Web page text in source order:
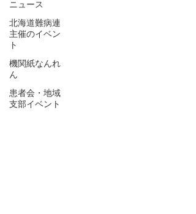
ニュース
北海道難病連
主催のイベン
ト
機関紙なんれ
ん
患者会・地域
支部イベント